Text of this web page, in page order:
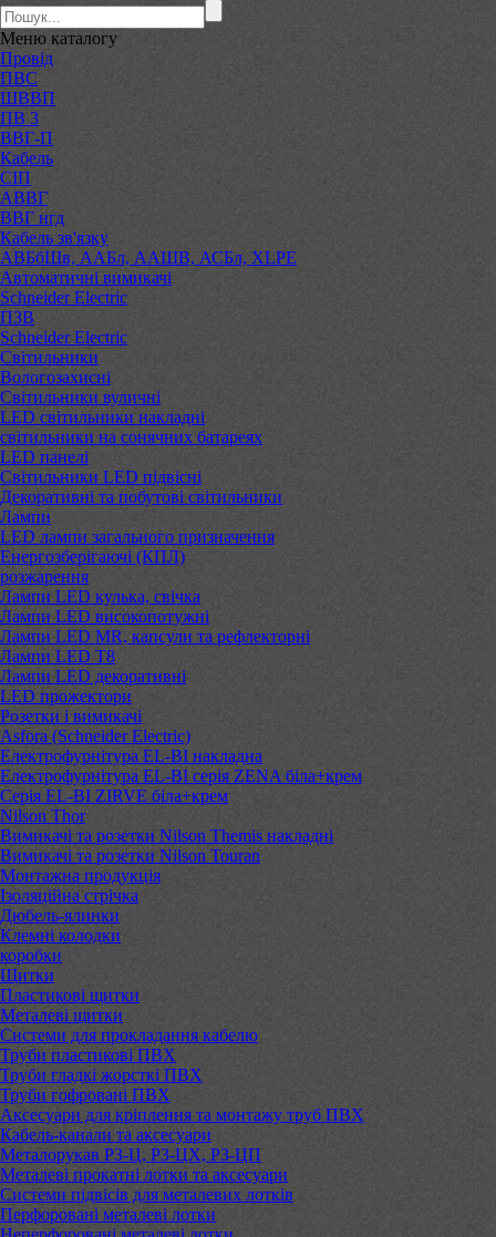
Меню каталогу
Провід
ПВС
ШВВП
ПВ 3
ВВГ-П
Кабель
СІП
АВВГ
ВВГ нгд
Кабель зв'язку
АВБбШв, ААБл, ААШВ, АСБл, XLPE
Автоматичні вимикачі
Schneider Electric
ПЗВ
Schneider Electric
Світильники
Вологозахисні
Світильники вуличні
LED світильники накладні
світильники на сонячних батареях
LED панелі
Світильники LED підвісні
Декоративні та побутові світильники
Лампи
LED лампи загального призначення
Енергозберігаючі (КПЛ)
розжарення
Лампи LED кулька, свічка
Лампи LED високопотужні
Лампи LED MR, капсули та рефлекторні
Лампи LED Т8
Лампи LED декоративні
LED прожектори
Розетки і вимикачі
Asfora (Schneider Electric)
Електрофурнітура EL-BI накладна
Електрофурнітура EL-BI серія ZENA біла+крем
Серія EL-BI ZIRVE біла+крем
Nilson Thor
Вимикачі та розетки Nilson Themis накладні
Вимикачі та розетки Nilson Touran
Монтажна продукція
Ізоляційна стрічка
Дюбель-ялинки
Клемні колодки
коробки
Щитки
Пластикові щитки
Металеві щитки
Системи для прокладання кабелю
Труби пластикові ПВХ
Труби гладкі жорсткі ПВХ
Труби гофровані ПВХ
Аксесуари для кріплення та монтажу труб ПВХ
Кабель-канали та аксесуари
Металорукав РЗ-Ц, РЗ-ЦХ, РЗ-ЦП
Металеві прокатні лотки та аксесуари
Системи підвісів для металевих лотків
Перфоровані металеві лотки